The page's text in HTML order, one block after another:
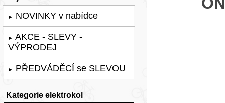
► NOVINKY v nabídce
► AKCE - SLEVY -
VÝPRODEJ
► PŘEDVÁDĚCÍ se SLEVOU
Kategorie elektrokol